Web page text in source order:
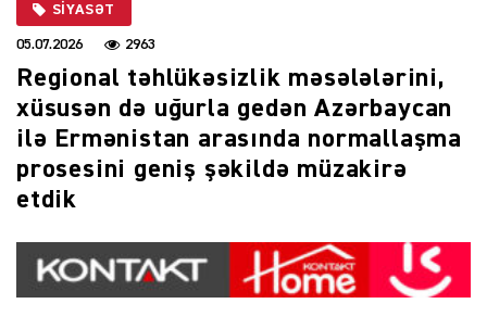
SIYASƏT
05.07.2026 2963
Regional təhlükəsizlik məsələlərini,
xüsusən də uğurla gedən Azərbaycan
ilə Ermənistan arasında normallaşma
prosesini geniş şəkildə müzakirə
etdik